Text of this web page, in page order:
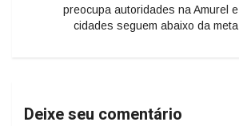
preocupa autoridades na Amurel e
cidades seguem abaixo da meta
Deixe seu comentário